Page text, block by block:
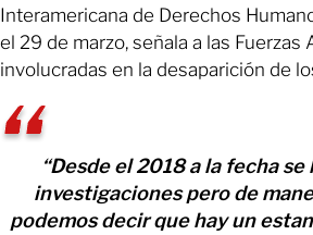
Interamericana de Derechos
el 29 de marzo, señala a las Fuerzas
involucradas en la desaparición de
“Desde el 2018 a la fecha
investigaciones pero de
podemos decir que hay un